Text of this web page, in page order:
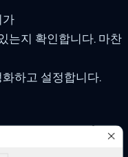
가
는지 확인합니다. 마찬
하고 설정합니다.